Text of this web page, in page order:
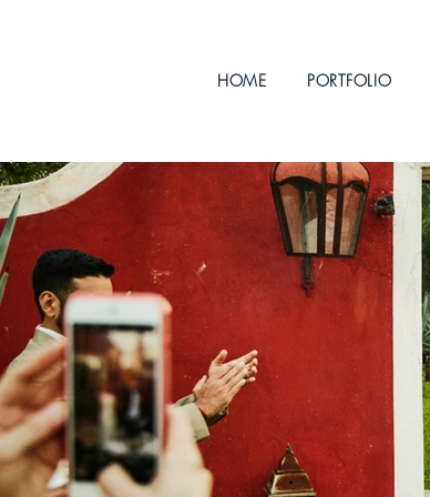
HOME PORTFOLIO